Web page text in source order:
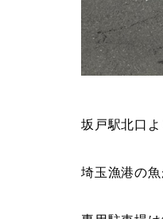
坂戸駅北口よ
埼玉漁港の